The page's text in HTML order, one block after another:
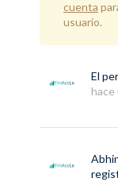
cuenta
usuario.
El
hace